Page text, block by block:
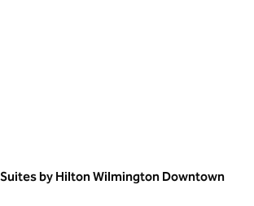
Suites by Hilton Wilmington Downtown